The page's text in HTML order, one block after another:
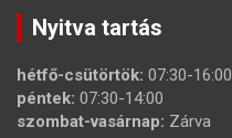
Nyitva tartás
hétfő-csütörtök: 07:30-16:00
péntek: 07:30-14:00
szombat-vasárnap: Zárva